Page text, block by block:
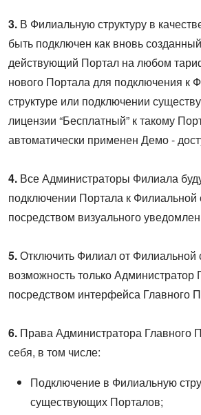
3. В Филиальную структуру в
быть подключен как вновь
действующий Портал на любом
нового Портала для подключения к
структуре или подключении
лицензии “Бесплатный” к такому
автоматически применен Демо -
4. Все Администраторы Филиала
подключении Портала к Филиальной
посредством визуального
5.Отключить Филиал от Филиальной
возможность только Администратор
посредством интерфейса Главного
6. Права Администратора Главного
себя, в том числе:
Подключение в Филиальную
существующих Порталов;